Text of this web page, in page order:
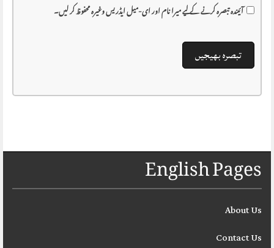
آئیندہ تبصرہ کرنے کے لیے میرا نام اور ای-میل ایڈریس وغیرہ محفوظ کر لیں۔
English Pages
About Us
Contact Us